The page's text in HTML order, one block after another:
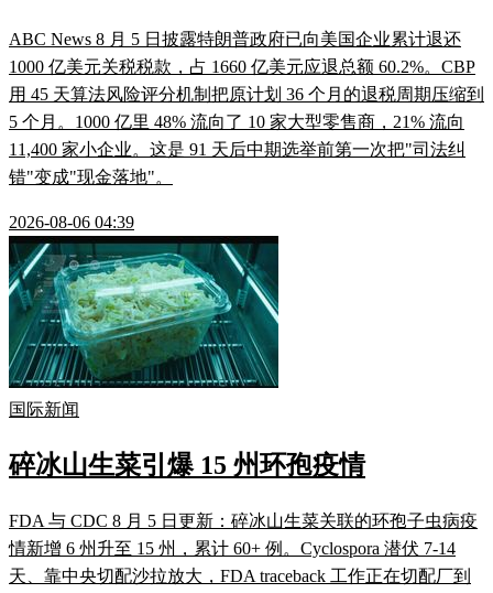
ABC News 8 月 5 日披露特朗普政府已向美国企业累计退还
1000 亿美元关税税款，占 1660 亿美元应退总额 60.2%。CBP
用 45 天算法风险评分机制把原计划 36 个月的退税周期压缩到
5 个月。1000 亿里 48% 流向了 10 家大型零售商，21% 流向
11,400 家小企业。这是 91 天后中期选举前第一次把"司法纠
错"变成"现金落地"。
2026-08-06 04:39
国际新闻
碎冰山生菜引爆 15 州环孢疫情
FDA 与 CDC 8 月 5 日更新：碎冰山生菜关联的环孢子虫病疫
情新增 6 州升至 15 州，累计 60+ 例。Cyclospora 潜伏 7-14
天、靠中央切配沙拉放大，FDA traceback 工作正在切配厂到